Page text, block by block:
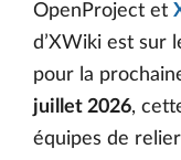
OpenProject et
d’XWiki est sur
pour la
juillet 2026,
équipes de